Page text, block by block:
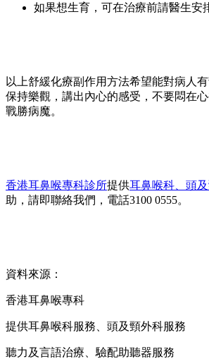
如果想生育，可在治療前請醫生安
以上舒緩化療副作用方法希望能對病人
保持樂觀，講出內心的感受，不要悶在
戰勝病魔。
香港耳鼻喉專科診所提供耳鼻喉科、頭
助，請即聯絡我們，電話3100 0555。
資料來源：
香港耳鼻喉專科
提供耳鼻喉科服務、頭及頸外科服務
聽力及言語治療、驗配助聽器服務